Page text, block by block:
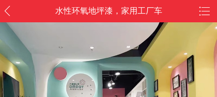
水性环氧地坪漆，家用工厂车
间防水丙烯酸地板漆，卧室水
泥地面漆/家具家电